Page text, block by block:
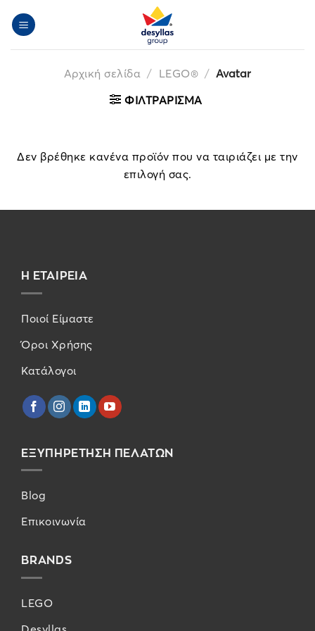
στο
Αρχική σελίδα / LEGO® / Avatar
ΦΙΛΤΡΆΡΙΣΜΑ
Δεν βρέθηκε κανένα προϊόν που να ταιριάζει με την
επιλογή σας.
Η ΕΤΑΙΡΕΙΑ
Ποιοί Είμαστε
Όροι Χρήσης
Κατάλογοι
ΕΞΥΠΗΡΕΤΗΣΗ ΠΕΛΑΤΩΝ
Blog
Επικοινωνία
BRANDS
LEGO